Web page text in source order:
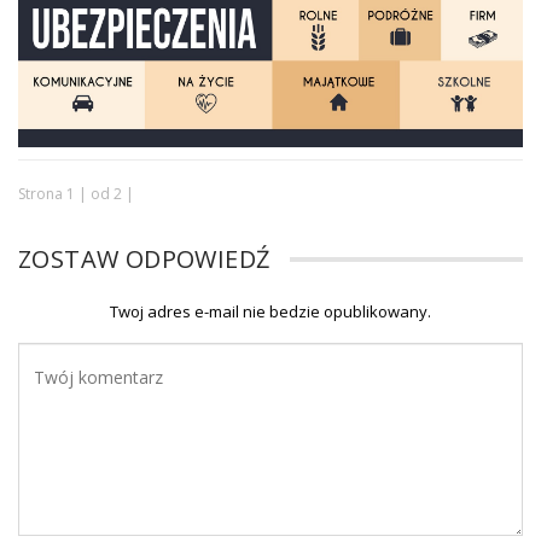
Strona 1 | od 2 |
ZOSTAW ODPOWIEDŹ
Twoj adres e-mail nie bedzie opublikowany.